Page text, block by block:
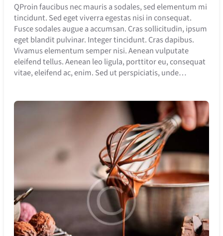
QProin faucibus nec mauris a sodales, sed elementum mi
tincidunt. Sed eget viverra egestas nisi in consequat.
Fusce sodales augue a accumsan. Cras sollicitudin, ipsum
eget blandit pulvinar. Integer tincidunt. Cras dapibus.
Vivamus elementum semper nisi. Aenean vulputate
eleifend tellus. Aenean leo ligula, porttitor eu, consequat
vitae, eleifend ac, enim. Sed ut perspiciatis, unde…